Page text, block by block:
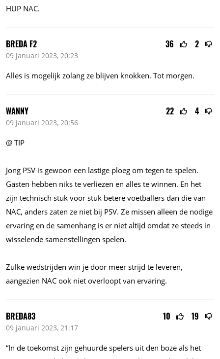
HUP NAC.
36 2
BREDA F2
09 januari 2023, 20:23
Alles is mogelijk zolang ze blijven knokken. Tot morgen.
22 4
WANNY
09 januari 2023, 20:56
@ TIP
Jong PSV is gewoon een lastige ploeg om tegen te spelen.
Gasten hebben niks te verliezen en alles te winnen. En het
zijn technisch stuk voor stuk betere voetballers dan die van
NAC, anders zaten ze niet bij PSV. Ze missen alleen de nodige
ervaring en de samenhang is er niet altijd omdat ze steeds in
wisselende samenstellingen spelen.
Zulke wedstrijden win je door meer strijd te leveren,
aangezien NAC ook niet overloopt van ervaring.
10 19
BREDA83
09 januari 2023, 21:17
“In de toekomst zijn gehuurde spelers uit den boze als het